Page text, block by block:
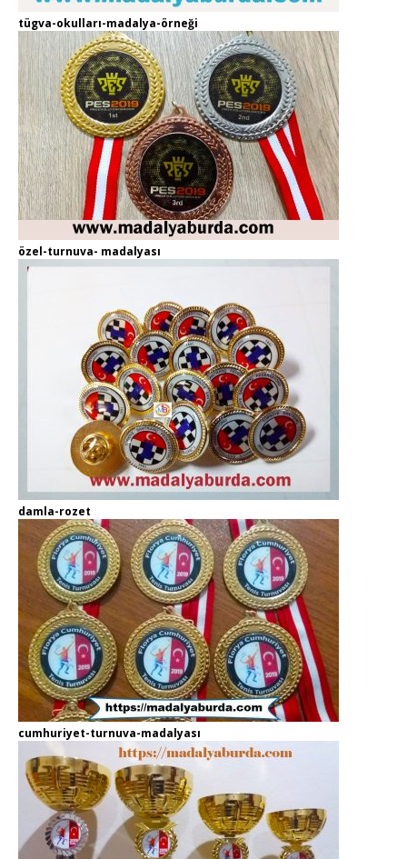
tügva-okulları-madalya-örneği
özel-turnuva- madalyası
damla-rozet
cumhuriyet-turnuva-madalyası